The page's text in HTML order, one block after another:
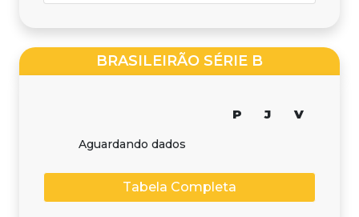
BRASILEIRÃO SÉRIE B
P J V
Aguardando dados
Tabela Completa